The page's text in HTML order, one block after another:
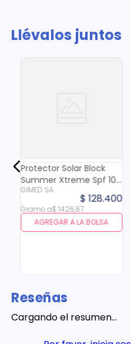
Llévalos juntos
Protector Solar Block
Summer Xtreme Spf 100
X 90 Gr
GIMED SA
$ 128.400
Gramoa$1426,67
AGREGAR A LA BOLSA
Reseñas
Cargando el resumen…